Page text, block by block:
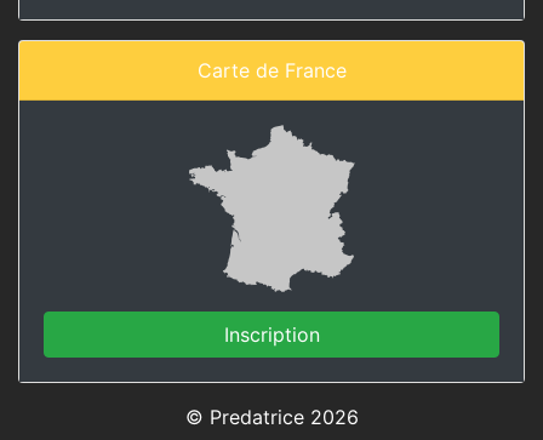
Carte de France
Inscription
© Predatrice 2026